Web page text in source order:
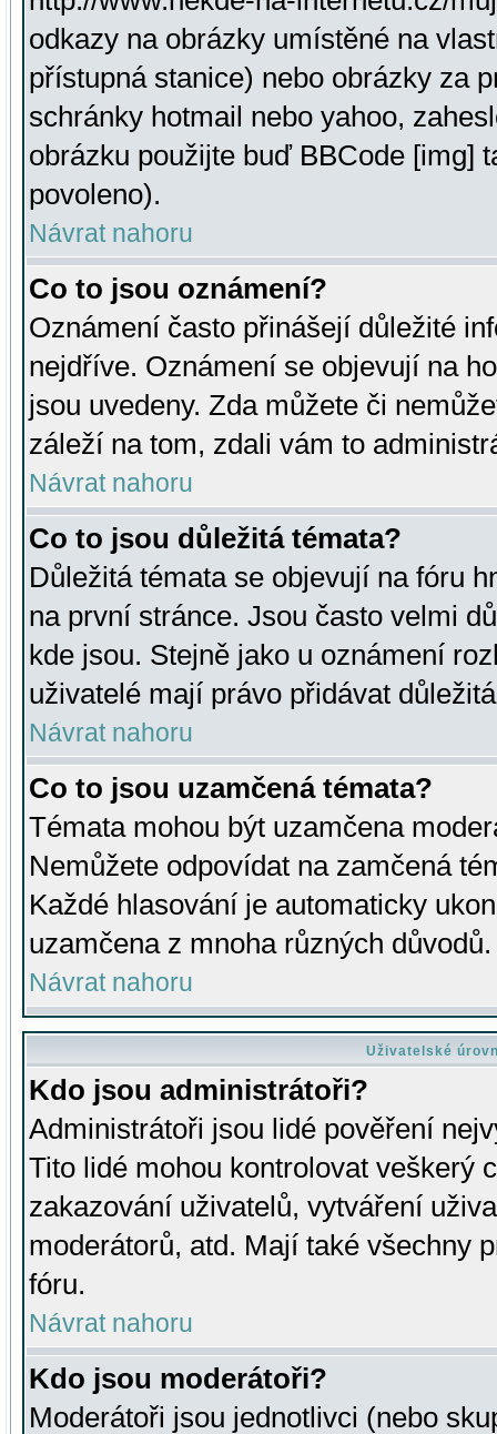
odkazy na obrázky umístěné na
přístupná stanice) nebo obrázky za
schránky hotmail nebo yahoo,
obrázku použijte buď BBCode [img]
povoleno).
Návrat nahoru
Co to jsou oznámení?
Oznámení často přinášejí důležité
nejdříve. Oznámení se objevují na
jsou uvedeny. Zda můžete či
záleží na tom, zdali vám to
Návrat nahoru
Co to jsou důležitá témata?
Důležitá témata se objevují na fóru
na první stránce. Jsou často velmi
kde jsou. Stejně jako u oznámení
uživatelé mají právo přidávat
Návrat nahoru
Co to jsou uzamčená témata?
Témata mohou být uzamčena
Nemůžete odpovídat na zamčená
Každé hlasování je automaticky
uzamčena z mnoha různých důvodů.
Návrat nahoru
Uživatelské
Kdo jsou administrátoři?
Administrátoři jsou lidé pověření
Tito lidé mohou kontrolovat veškerý
zakazování uživatelů, vytváření
moderátorů, atd. Mají také všechny
fóru.
Návrat nahoru
Kdo jsou moderátoři?
Moderátoři jsou jednotlivci (nebo